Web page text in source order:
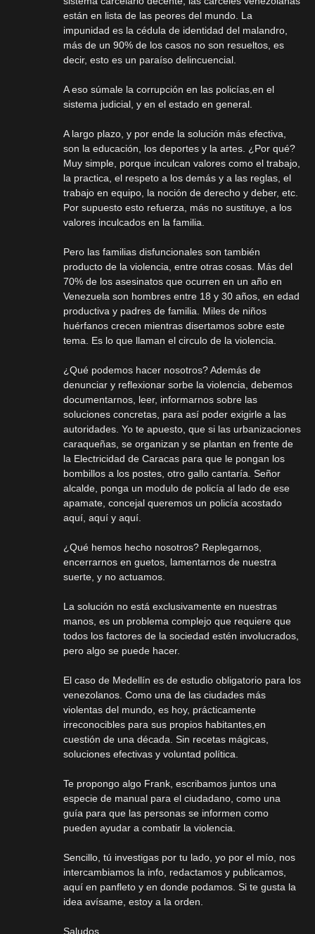
están en lista de las peores del mundo. La
impunidad es la cédula de identidad del malandro,
más de un 90% de los casos no son resueltos, es
decir, esto es un paraíso delincuencial.
A eso súmale la corrupción en las policías,en el
sistema judicial, y en el estado en general.
A largo plazo, y por ende la solución más efectiva,
son la educación, los deportes y la artes. ¿Por qué?
Muy simple, porque inculcan valores como el trabajo,
la practica, el respeto a los demás y a las reglas, el
trabajo en equipo, la noción de derecho y deber, etc.
Por supuesto esto refuerza, más no sustituye, a los
valores inculcados en la familia.
Pero las familias disfuncionales son también
producto de la violencia, entre otras cosas. Más del
70% de los asesinatos que ocurren en un año en
Venezuela son hombres entre 18 y 30 años, en edad
productiva y padres de familia. Miles de niños
huérfanos crecen mientras disertamos sobre este
tema. Es lo que llaman el circulo de la violencia.
¿Qué podemos hacer nosotros? Además de
denunciar y reflexionar sorbe la violencia, debemos
documentarnos, leer, informarnos sobre las
soluciones concretas, para así poder exigirle a las
autoridades. Yo te apuesto, que si las urbanizaciones
caraqueñas, se organizan y se plantan en frente de
la Electricidad de Caracas para que le pongan los
bombillos a los postes, otro gallo cantaría. Señor
alcalde, ponga un modulo de policía al lado de ese
apamate, concejal queremos un policía acostado
aquí, aquí y aquí.
¿Qué hemos hecho nosotros? Replegarnos,
encerrarnos en guetos, lamentarnos de nuestra
suerte, y no actuamos.
La solución no está exclusivamente en nuestras
manos, es un problema complejo que requiere que
todos los factores de la sociedad estén involucrados,
pero algo se puede hacer.
El caso de Medellín es de estudio obligatorio para los
venezolanos. Como una de las ciudades más
violentas del mundo, es hoy, prácticamente
irreconocibles para sus propios habitantes,en
cuestión de una década. Sin recetas mágicas,
soluciones efectivas y voluntad política.
Te propongo algo Frank, escribamos juntos una
especie de manual para el ciudadano, como una
guía para que las personas se informen como
pueden ayudar a combatir la violencia.
Sencillo, tú investigas por tu lado, yo por el mío, nos
intercambiamos la info, redactamos y publicamos,
aquí en panfleto y en donde podamos. Si te gusta la
idea avísame, estoy a la orden.
Saludos